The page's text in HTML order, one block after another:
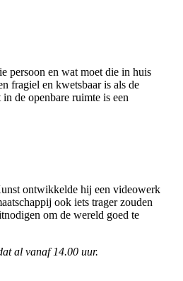
persoon en wat moet die in huis
fragiel en kwetsbaar is als de
de openbare ruimte is een
ontwikkelde hij een videowerk
ook iets trager zouden
om de wereld goed te
al vanaf 14.00 uur.